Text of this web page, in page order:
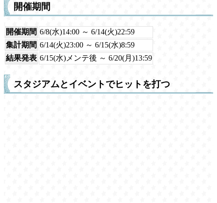
開催期間
開催期間 6/8(水)14:00 ～ 6/14(火)22:59
集計期間 6/14(火)23:00 ～ 6/15(水)8:59
結果発表 6/15(水)メンテ後 ～ 6/20(月)13:59
スタジアムとイベントでヒットを打つ